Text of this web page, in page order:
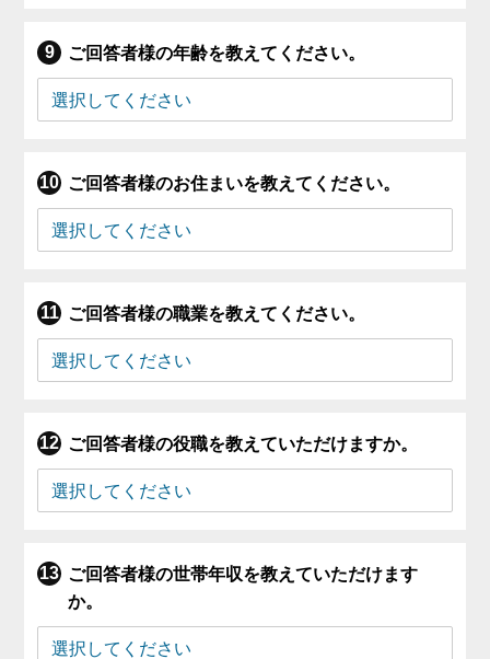
ご回答者様の年齢を教えてください。
ご回答者様のお住まいを教えてください。
ご回答者様の職業を教えてください。
ご回答者様の役職を教えていただけますか。
ご回答者様の世帯年収を教えていただけます
か。